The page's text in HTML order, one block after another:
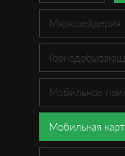
Маркшейдерия
Мобильное
Мобильная